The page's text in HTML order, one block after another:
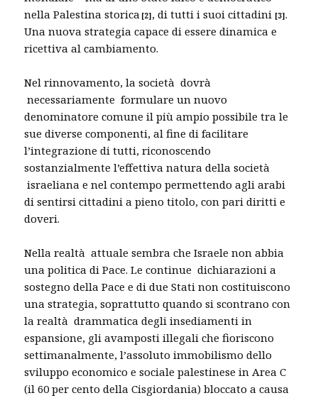
nella Palestina storica [2], di tutti i suoi cittadini [3].
Una nuova strategia capace di essere dinamica e
ricettiva al cambiamento.
Nel rinnovamento, la società dovrà
necessariamente formulare un nuovo
denominatore comune il più ampio possibile tra le
sue diverse componenti, al fine di facilitare
l’integrazione di tutti, riconoscendo
sostanzialmente l’effettiva natura della società
israeliana e nel contempo permettendo agli arabi
di sentirsi cittadini a pieno titolo, con pari diritti e
doveri.
Nella realtà attuale sembra che Israele non abbia
una politica di Pace. Le continue dichiarazioni a
sostegno della Pace e di due Stati non costituiscono
una strategia, soprattutto quando si scontrano con
la realtà drammatica degli insediamenti in
espansione, gli avamposti illegali che fioriscono
settimanalmente, l’assoluto immobilismo dello
sviluppo economico e sociale palestinese in Area C
(il 60 per cento della Cisgiordania) bloccato a causa